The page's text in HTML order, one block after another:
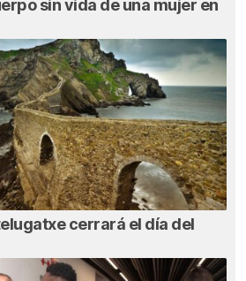
sin vida de una mujer en
cerrará el día del